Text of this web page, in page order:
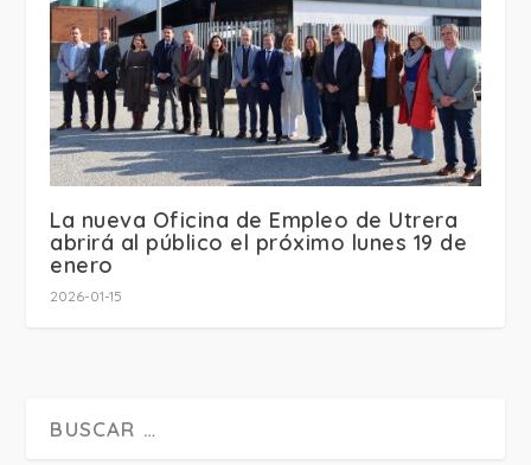
La nueva Oficina de Empleo de Utrera
abrirá al público el próximo lunes 19 de
enero
2026-01-15